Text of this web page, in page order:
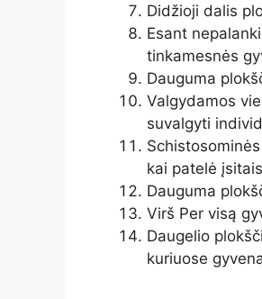
Didžioji dalis
Esant
tinkamesnės
Dauguma
Valgydamos
suvalgyti
kai patelė
Dauguma
Virš Per visą
Daugelio
kuriuose